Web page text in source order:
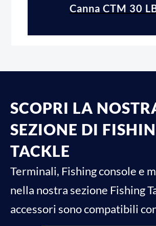
Canna CTM 30
SCOPRI LA
SEZIONE DI
TACKLE
Terminali, Fishing console e
nella nostra sezione Fishing
accessori sono compatibili